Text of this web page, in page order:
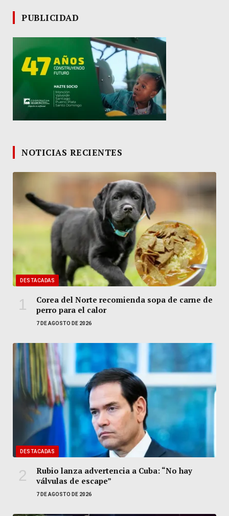
PUBLICIDAD
NOTICIAS RECIENTES
DESTACADAS
Corea del Norte recomienda sopa de carne de
perro para el calor
7 DE AGOSTO DE 2026
DESTACADAS
Rubio lanza advertencia a Cuba: “No hay
válvulas de escape”
7 DE AGOSTO DE 2026